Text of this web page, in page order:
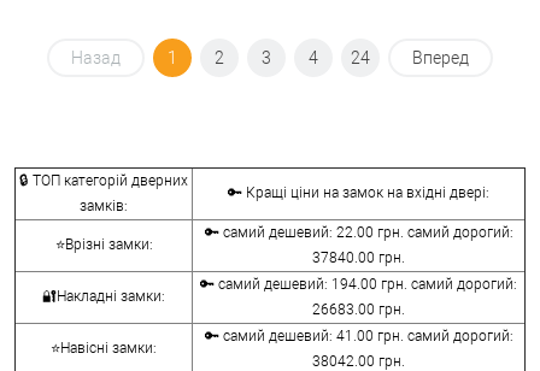
Назад 1 2 3 4 24 Вперед
🔒 ТОП категорій дверних
замків:
🔑 Кращі ціни на замок на вхідні двері:
⭐Врізні замки:
🔑 самий дешевий: 22.00 грн. самий дорогий:
37840.00 грн.
🔐Накладні замки:
🔑 самий дешевий: 194.00 грн. самий дорогий:
26683.00 грн.
⭐Навісні замки:
🔑 самий дешевий: 41.00 грн. самий дорогий:
38042.00 грн.